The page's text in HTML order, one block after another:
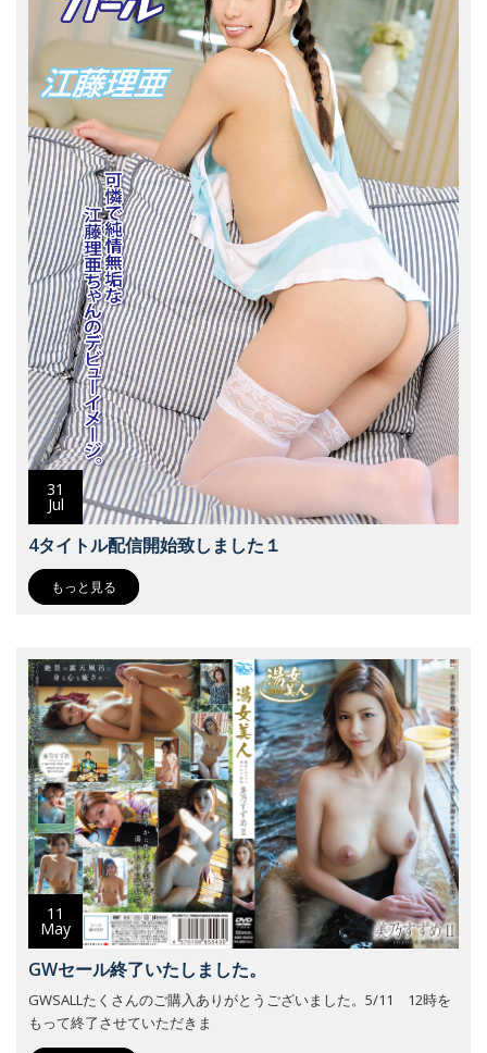
31
Jul
4タイトル配信開始致しました１
もっと見る
11
May
GWセール終了いたしました。
GWSALLたくさんのご購入ありがとうございました。5/11 12時を
もって終了させていただきま